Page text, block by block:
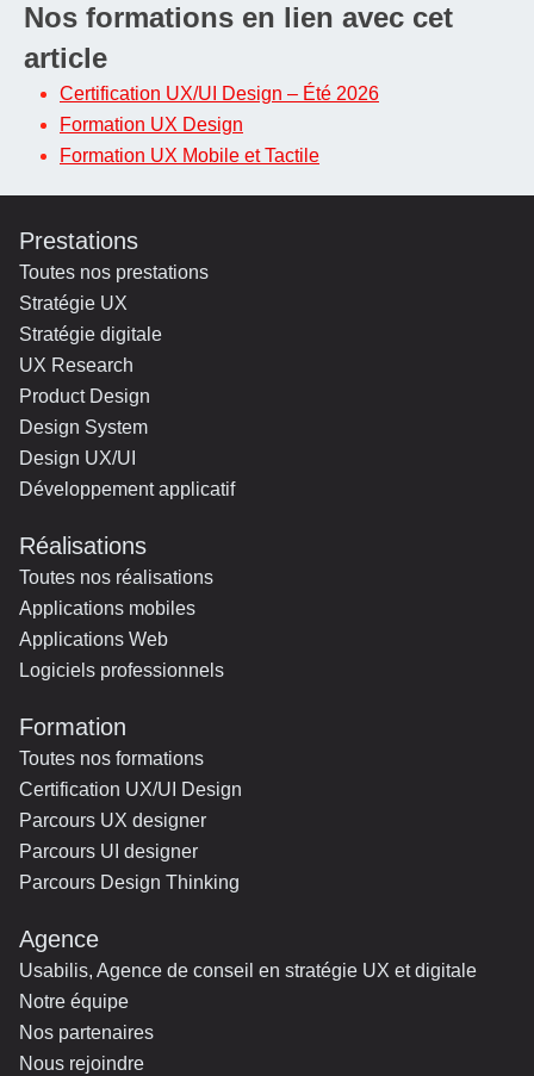
Nos formations en lien avec cet
article
Certification UX/UI Design – Été 2026
Formation UX Design
Formation UX Mobile et Tactile
Prestations
Toutes nos prestations
Stratégie UX
Stratégie digitale
UX Research
Product Design
Design System
Design UX/UI
Développement applicatif
Réalisations
Toutes nos réalisations
Applications mobiles
Applications Web
Logiciels professionnels
Formation
Toutes nos formations
Certification UX/UI Design
Parcours UX designer
Parcours UI designer
Parcours Design Thinking
Agence
Usabilis, Agence de conseil en stratégie UX et digitale
Notre équipe
Nos partenaires
Nous rejoindre